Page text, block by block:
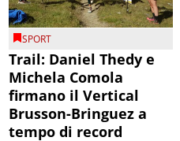
SPORT
Trail: Daniel Thedy e
Michela Comola
firmano il Vertical
Brusson-Bringuez a
tempo di record